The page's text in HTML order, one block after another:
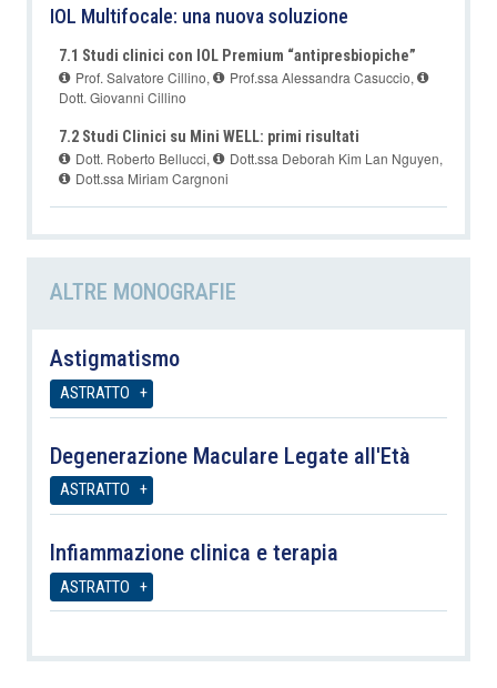
IOL Multifocale: una nuova soluzione
7.1 Studi clinici con IOL Premium “antipresbiopiche”
Prof. Salvatore Cillino, Prof.ssa Alessandra Casuccio,
Dott. Giovanni Cillino
7.2 Studi Clinici su Mini WELL: primi risultati
Dott. Roberto Bellucci, Dott.ssa Deborah Kim Lan Nguyen,
Dott.ssa Miriam Cargnoni
ALTRE MONOGRAFIE
Astigmatismo
ASTRATTO
Degenerazione Maculare Legate all'Età
ASTRATTO
Infiammazione clinica e terapia
ASTRATTO